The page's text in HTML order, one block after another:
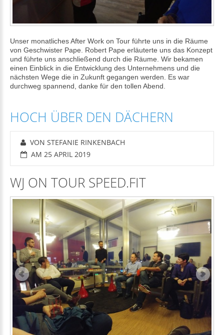
Unser monatliches After Work on Tour führte uns in die Räume
von Geschwister Pape. Robert Pape erläuterte uns das Konzept
und führte uns anschließend durch die Räume. Wir bekamen
einen Einblick in die Entwicklung des Unternehmens und die
nächsten Wege die in Zukunft gegangen werden. Es war
durchweg spannend, danke für den tollen Abend.
HOCH ÜBER DEN DÄCHERN
VON STEFANIE RINKENBACH
AM 25 APRIL 2019
WJ ON TOUR SPEED.FIT